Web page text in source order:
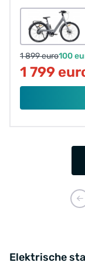
1 899 euro100
1 799
Elektrische